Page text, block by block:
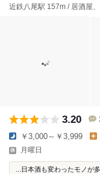
近鉄八尾駅 157m / 居酒屋
3.20
￥3,000～￥3,999
月曜日
...日本酒も変わったモノが